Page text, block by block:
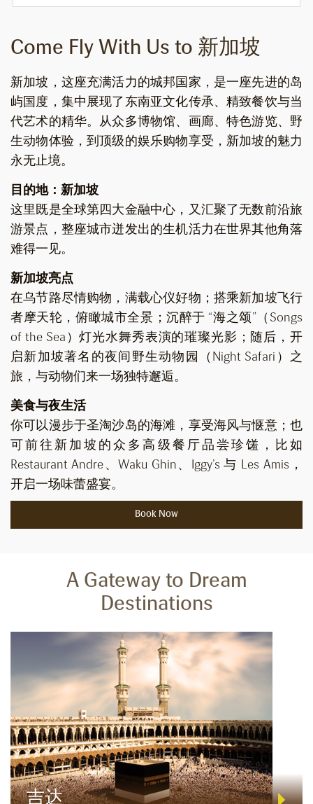
Come Fly With Us to 新加坡
新加坡，这座充满活力的城邦国家，是一座先进的岛
屿国度，集中展现了东南亚文化传承、精致餐饮与当
代艺术的精华。从众多博物馆、画廊、特色游览、野
生动物体验，到顶级的娱乐购物享受，新加坡的魅力
永无止境。
目的地：新加坡
这里既是全球第四大金融中心，又汇聚了无数前沿旅
游景点，整座城市迸发出的生机活力在世界其他角落
难得一见。
新加坡亮点
在乌节路尽情购物，满载心仪好物；搭乘新加坡飞行
者摩天轮，俯瞰城市全景；沉醉于 “海之颂”（Songs
of the Sea）灯光水舞秀表演的璀璨光影；随后，开
启新加坡著名的夜间野生动物园（Night Safari）之
旅，与动物们来一场独特邂逅。
美食与夜生活
你可以漫步于圣淘沙岛的海滩，享受海风与惬意；也
可前往新加坡的众多高级餐厅品尝珍馐，比如
Restaurant Andre、Waku Ghin、Iggy’s 与 Les Amis，
开启一场味蕾盛宴。
Book Now
A Gateway to Dream
Destinations
吉达